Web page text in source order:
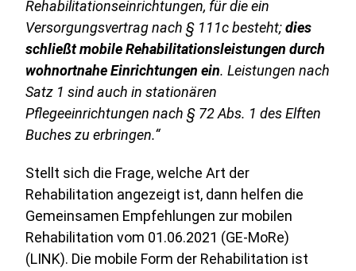
Rehabilitationseinrichtungen, für die ein
Versorgungsvertrag nach § 111c besteht;dies
schließt mobile Rehabilitationsleistungen durch
wohnortnahe Einrichtungen ein. Leistungen nach
Satz 1 sind auch in stationären
Pflegeeinrichtungen nach § 72 Abs. 1 des Elften
Buches zu erbringen.“
Stellt sich die Frage, welche Art der
Rehabilitation angezeigt ist, dann helfen die
Gemeinsamen Empfehlungen zur mobilen
Rehabilitation vom 01.06.2021 (GE-MoRe)
(LINK). Die mobile Form der Rehabilitation ist